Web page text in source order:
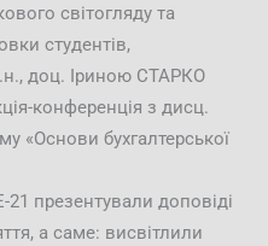
світогляду та
студентів,
доц. Іриною СТАРКО
конференція з дисц.
«Основи бухгалтерської
21 презентували доповіді
а саме: висвітлили